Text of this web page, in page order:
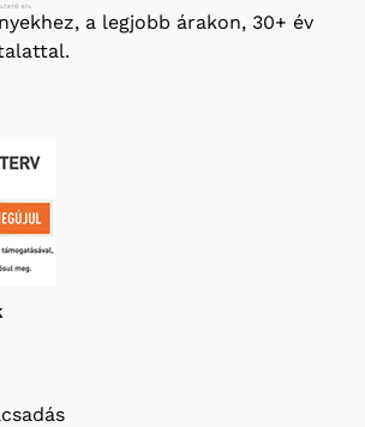
a legjobb árakon, 30+ év